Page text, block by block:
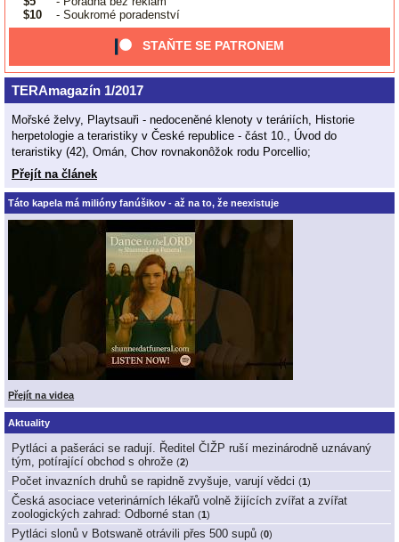
$10
- Soukromé poradenství
STAŇTE SE PATRONEM
TERAmagazín 1/2017
Mořské želvy, Playtsauři - nedoceněné klenoty v teráriích, Historie
herpetologie a teraristiky v České republice - část 10., Úvod do
teraristiky (42), Omán, Chov rovnakonôžok rodu Porcellio;
Přejít na článek
Táto kapela má milióny fanúšikov - až na to, že neexistuje
Přejít na videa
Aktuality
Pytláci a pašeráci se radují. Ředitel ČIŽP ruší mezinárodně uznávaný
tým, potírající obchod s ohrože (2)
Počet invazních druhů se rapidně zvyšuje, varují vědci (1 )
Česká asociace veterinárních lékařů volně žijících zvířat a zvířat
zoologických zahrad: Odborné stan (1 )
Pytláci slonů v Botswaně otrávili přes 500 supů (0)